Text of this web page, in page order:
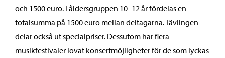
och 1500 euro. I åldersgruppen 10–12 år fördelas en
totalsumma på 1500 euro mellan deltagarna. Tävlingen
delar också ut specialpriser. Dessutom har flera
musikfestivaler lovat konsertmöjligheter för de som lyckas